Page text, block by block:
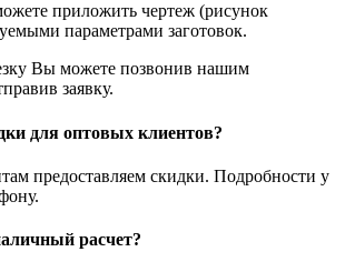
приложить чертеж (рисунок
параметрами заготовок.
Вы можете позвонив нашим
заявку.
для оптовых клиентов?
предоставляем скидки. Подробности у
расчет?